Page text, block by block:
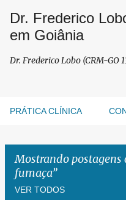
Pular para
Dr. Frederico
em Goiânia
Dr. Frederico Lobo (CRM-GO
PRÁTICA CLÍNICA
Mostrando postagens
fumaça
VER TODOS